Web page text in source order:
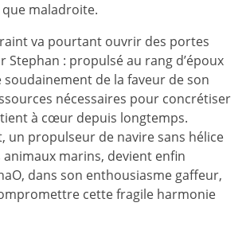
maladroite.
va pourtant ouvrir des portes
Stephan : propulsé au rang d’époux
soudainement de la faveur de son
nécessaires pour concrétiser
à cœur depuis longtemps.
un propulseur de navire sans hélice
marins, devient enfin
dans son enthousiasme gaffeur,
cette fragile harmonie